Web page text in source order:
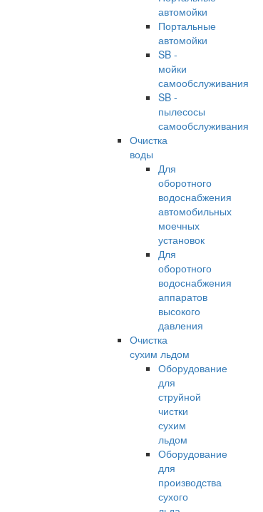
автомойки
Портальные
автомойки
SB -
мойки
самообслуживания
SB -
пылесосы
самообслуживания
Очистка
воды
Для
оборотного
водоснабжения
автомобильных
моечных
установок
Для
оборотного
водоснабжения
аппаратов
высокого
давления
Очистка
сухим льдом
Оборудование
для
струйной
чистки
сухим
льдом
Оборудование
для
производства
сухого